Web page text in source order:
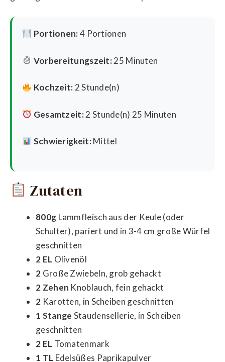
Portionen:4 Portionen
Vorbereitungszeit:25 Minuten
Kochzeit: 2 Stunde(n)
Gesamtzeit:2 Stunde(n) 25 Minuten
Schwierigkeit:Mittel
Zutaten
800g Lammfleisch aus der Keule (oder
Schulter), pariert und in 3-4 cm große Würfel
geschnitten
2 EL Olivenöl
2 Große Zwiebeln, grob gehackt
2 Zehen Knoblauch, fein gehackt
2 Karotten, in Scheiben geschnitten
1 Stange Staudensellerie, in Scheiben
geschnitten
2 EL Tomatenmark
1 TL Edelsüßes Paprikapulver